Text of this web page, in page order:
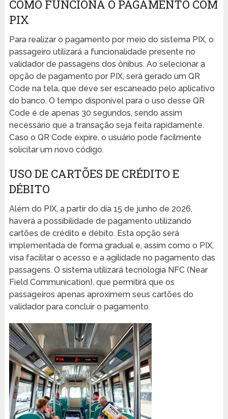
COMO FUNCIONA O PAGAMENTO COM
PIX
Para realizar o pagamento por meio do sistema PIX, o
passageiro utilizará a funcionalidade presente no
validador de passagens dos ônibus. Ao selecionar a
opção de pagamento por PIX, será gerado um QR
Code na tela, que deve ser escaneado pelo aplicativo
do banco. O tempo disponível para o uso desse QR
Code é de apenas 30 segundos, sendo assim
necessário que a transação seja feita rapidamente.
Caso o QR Code expire, o usuário pode facilmente
solicitar um novo código.
USO DE CARTÕES DE CRÉDITO E
DÉBITO
Além do PIX, a partir do dia 15 de junho de 2026,
haverá a possibilidade de pagamento utilizando
cartões de crédito e débito. Esta opção será
implementada de forma gradual e, assim como o PIX,
visa facilitar o acesso e a agilidade no pagamento das
passagens. O sistema utilizará tecnologia NFC (Near
Field Communication), que permitirá que os
passageiros apenas aproximem seus cartões do
validador para concluir o pagamento.